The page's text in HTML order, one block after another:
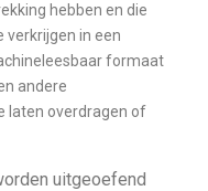
hebben en die
verkrijgen in een
formaat
andere
laten overdragen of
uitgeoefend